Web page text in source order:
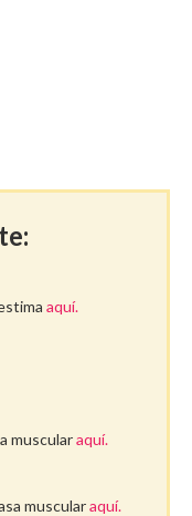
aquí.
muscularaquí.
muscularaquí.